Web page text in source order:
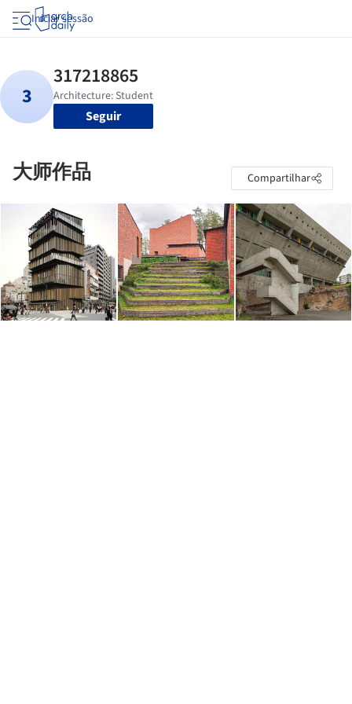
Iniciar sessão
Seguir
大师作品 Compartilhar